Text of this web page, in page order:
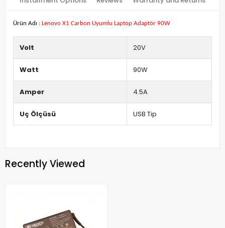
Ürün Adı : Lenovo X1 Carbon Uyumlu Laptop Adaptör 90W
Volt 20V
Watt 90W
Amper 4.5A
Uç Ölçüsü USB Tip
Recently Viewed